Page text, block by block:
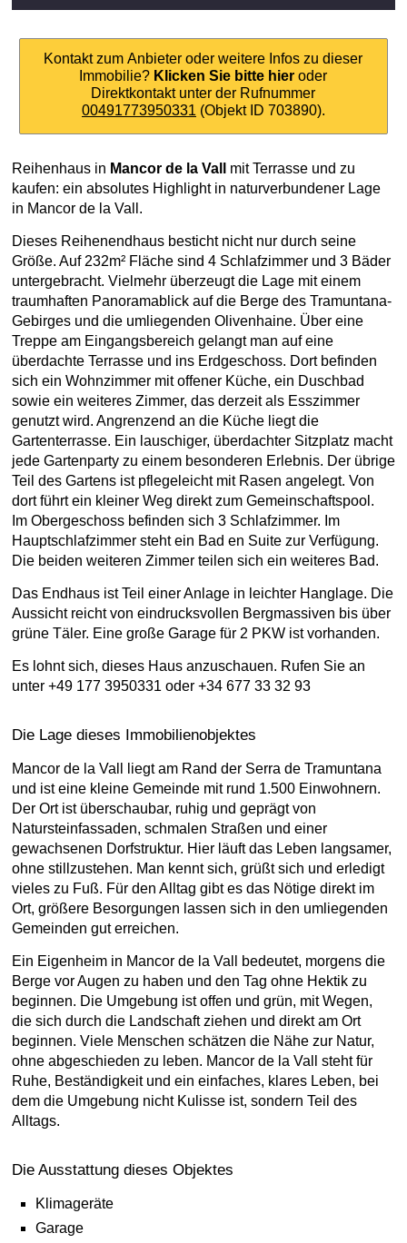
Kontakt zum Anbieter oder weitere Infos zu dieser
Immobilie? Klicken Sie bitte hier oder
Direktkontakt unter der Rufnummer
00491773950331 (Objekt ID 703890).
Reihenhaus in Mancor de la Vall
mit Terrasse und zu
kaufen: ein absolutes Highlight in naturverbundener Lage
in Mancor de la Vall.
Dieses Reihenendhaus besticht nicht nur durch seine
Größe. Auf 232m² Fläche sind 4 Schlafzimmer und 3 Bäder
untergebracht. Vielmehr überzeugt die Lage mit einem
traumhaften Panoramablick auf die Berge des Tramuntana-
Gebirges und die umliegenden Olivenhaine. Über eine
Treppe am Eingangsbereich gelangt man auf eine
überdachte Terrasse und ins Erdgeschoss. Dort befinden
sich ein Wohnzimmer mit offener Küche, ein Duschbad
sowie ein weiteres Zimmer, das derzeit als Esszimmer
genutzt wird. Angrenzend an die Küche liegt die
Gartenterrasse. Ein lauschiger, überdachter Sitzplatz macht
jede Gartenparty zu einem besonderen Erlebnis. Der übrige
Teil des Gartens ist pflegeleicht mit Rasen angelegt. Von
dort führt ein kleiner Weg direkt zum Gemeinschaftspool.
Im Obergeschoss befinden sich 3 Schlafzimmer. Im
Hauptschlafzimmer steht ein Bad en Suite zur Verfügung.
Die beiden weiteren Zimmer teilen sich ein weiteres Bad.
Das Endhaus ist Teil einer Anlage in leichter Hanglage. Die
Aussicht reicht von eindrucksvollen Bergmassiven bis über
grüne Täler. Eine große Garage für 2 PKW ist vorhanden.
Es lohnt sich, dieses Haus anzuschauen. Rufen Sie an
unter +49 177 3950331 oder +34 677 33 32 93
Die Lage dieses Immobilienobjektes
Mancor de la Vall liegt am Rand der Serra de Tramuntana
und ist eine kleine Gemeinde mit rund 1.500 Einwohnern.
Der Ort ist überschaubar, ruhig und geprägt von
Natursteinfassaden, schmalen Straßen und einer
gewachsenen Dorfstruktur. Hier läuft das Leben langsamer,
ohne stillzustehen. Man kennt sich, grüßt sich und erledigt
vieles zu Fuß. Für den Alltag gibt es das Nötige direkt im
Ort, größere Besorgungen lassen sich in den umliegenden
Gemeinden gut erreichen.
Ein Eigenheim in Mancor de la Vall bedeutet, morgens die
Berge vor Augen zu haben und den Tag ohne Hektik zu
beginnen. Die Umgebung ist offen und grün, mit Wegen,
die sich durch die Landschaft ziehen und direkt am Ort
beginnen. Viele Menschen schätzen die Nähe zur Natur,
ohne abgeschieden zu leben. Mancor de la Vall steht für
Ruhe, Beständigkeit und ein einfaches, klares Leben, bei
dem die Umgebung nicht Kulisse ist, sondern Teil des
Alltags.
Die Ausstattung dieses Objektes
Klimageräte
Garage